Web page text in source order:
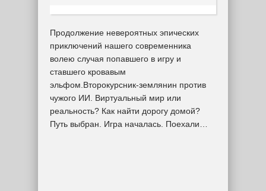
Продолжение невероятных эпических
приключений нашего современника
волею случая попавшего в игру и
ставшего кровавым
эльфом.Второкурсник-землянин против
чужого ИИ. Виртуальный мир или
реальность? Как найти дорогу домой?
Путь выбран. Игра началась. Поехали…